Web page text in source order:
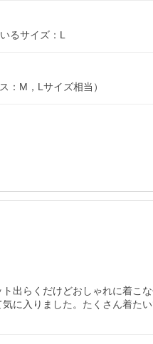
るサイズ：L
：M，Lサイズ相当）
出らくだけどおしゃれに着こ
に入りました。たくさん着たい